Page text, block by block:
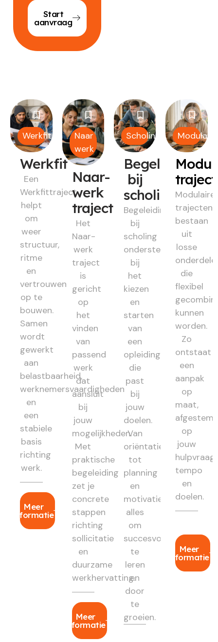
Start
aanvraag
Werkfit
Werkfit
Een
Werkfittraject
helpt
om
weer
structuur,
ritme
en
vertrouwen
op te
bouwen.
Samen
wordt
gewerkt
aan
belastbaarheid,
werknemersvaardigheden
en
een
stabiele
basis
richting
werk.
Meer
informatie
Naar
werk
Naar-
werk
traject
Het
Naar-
werk
traject
is
gericht
op
het
vinden
van
passend
werk
dat
aansluit
bij
jouw
mogelijkheden.
Met
praktische
begeleiding
zet je
concrete
stappen
richting
sollicitatie
en
duurzame
werkhervatting.
Meer
informatie
Scholing
Begeleiding
bij
scholing
Begeleiding
bij
scholing
ondersteunt
bij
het
kiezen
en
starten
van
een
opleiding
die
past
bij
jouw
doelen.
Van
oriëntatie
tot
planning
en
motivatie:
alles
om
succesvol
te
leren
en
door
te
groeien.
Modulair
Modulaire
trajecten
bestaan
uit
losse
die
flexibel
kunnen
worden.
Zo
ontstaat
een
aanpak
op
maat,
op
jouw
hulpvraag,
tempo
en
doelen.
Meer
informatie